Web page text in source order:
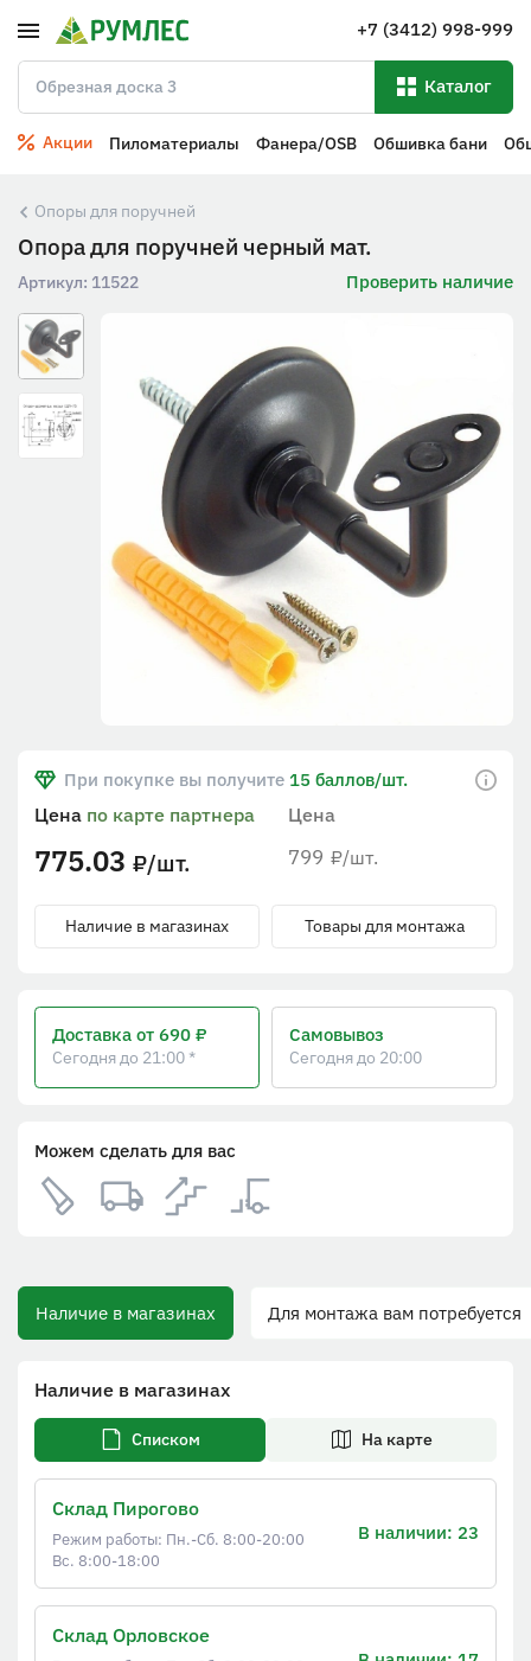
+7 (3412) 998-999
Каталог
Акции Пиломатериалы Фанера/OSB Обшивка бани
Опоры для поручней
Опора для поручней черный мат.
Артикул: 11522 Проверить наличие
Можем сделать для вас
При покупке вы получите 15 баллов/шт.
Цена
799 ₽/шт.
Цена по карте партнера
775.03 ₽/шт.
Наличие в магазинах Товары для монтажа
Доставка от 690 ₽
Сегодня до 21:00 *
Самовывоз
Сегодня до 20:00
Наличие в магазинах Для монтажа вам потребуется
Наличие в магазинах
Списком На карте
Склад Пирогово
Режим работы: Пн.-Сб. 8:00-20:00
Вс. 8:00-18:00
В наличии: 23
Склад Орловское